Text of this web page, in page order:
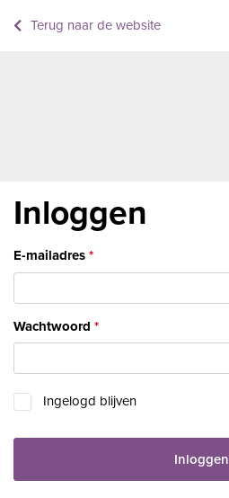
Terug naar de website
Inloggen
E-mailadres
Wachtwoord
Ingelogd blijven
Inloggen